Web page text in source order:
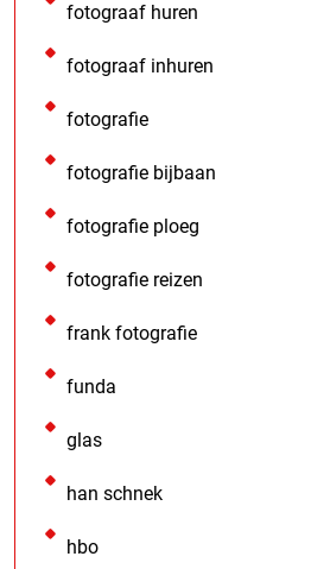
fotograaf huren
fotograaf inhuren
fotografie
fotografie bijbaan
fotografie ploeg
fotografie reizen
frank fotografie
funda
glas
han schnek
hbo